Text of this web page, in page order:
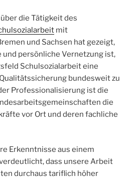
die Tätigkeit des
mit
und Sachsen hat gezeigt,
persönliche Vernetzung ist,
Schulsozialarbeit eine
bundesweit zu
Professionalisierung ist die
die
vor Ort und deren fachliche
Erkenntnisse aus einem
dass unsere Arbeit
durchaus tariflich höher